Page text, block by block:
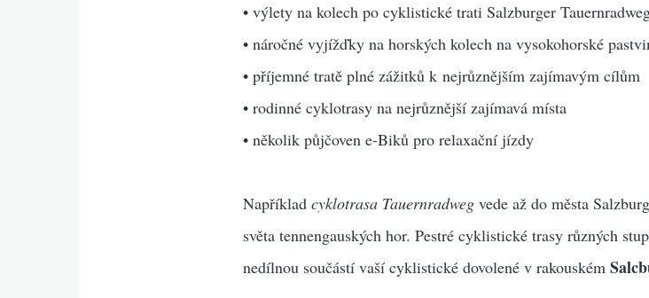
• výlety na kolech po cyklistické trati Salzburger
• náročné vyjížďky na horských kolech na vysokohorské
• příjemné tratě plné zážitků k nejrůznějším zajímavým cílům
• rodinné cyklotrasy na nejrůznější zajímavá místa
• několik půjčoven e-Biků pro relaxační jízdy
Napříkladcyklotrasa Tauernradweg vede až do města
světa tennengauských hor. Pestré cyklistické trasy různých
nedílnou součástí vaší cyklistické dovolené v rakouském